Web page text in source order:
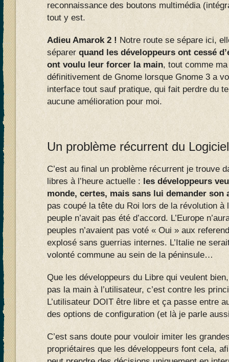
reconnaissance des boutons multimédia
tout y est.
Adieu Amarok 2 ! Notre route se sépare ici,
séparer quand les développeurs ont cessé
ont voulu leur forcer la main, tout comme
définitivement de Gnome lorsque Gnome 3 a
interface tout sauf pratique, qui fait perdre du
aucune amélioration pour moi.
Un problème récurrent du
C’est au final un problème récurrent je trouve
libres à l’heure actuelle : les développeurs
monde, certes, mais sans lui demander son
pas coupé la tête du Roi lors de la révolution
peuple n’avait pas été d’accord. L’Europe
peuples n’avaient pas voté « Oui » aux
explosé sans guerrias internes. L’Italie ne
volonté commune au sein de la péninsule…
Que les développeurs du Libre qui veulent
pas la main à l’utilisateur, c’est contre les
L’utilisateur DOIT être libre et ça passe entre
des options de configuration (et là je parle
C’est sans doute pour vouloir imiter les
propriétaires que les développeurs font cela,